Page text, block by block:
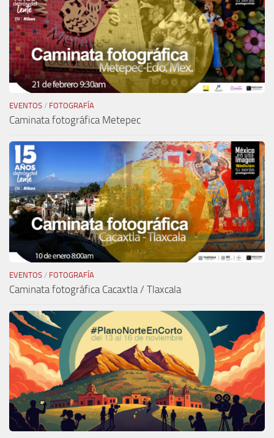
EVENTOS / FOTOGRAFÍA
Caminata fotográfica Metepec
EVENTOS / FOTOGRAFÍA
Caminata fotográfica Cacaxtla / Tlaxcala